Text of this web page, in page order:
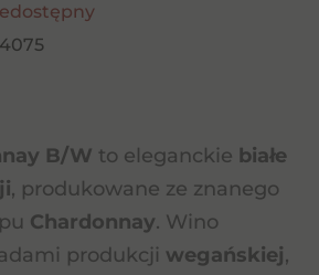
B/W to eleganckie białe
, produkowane ze znanego
Chardonnay. Wino
produkcji wegańskiej,